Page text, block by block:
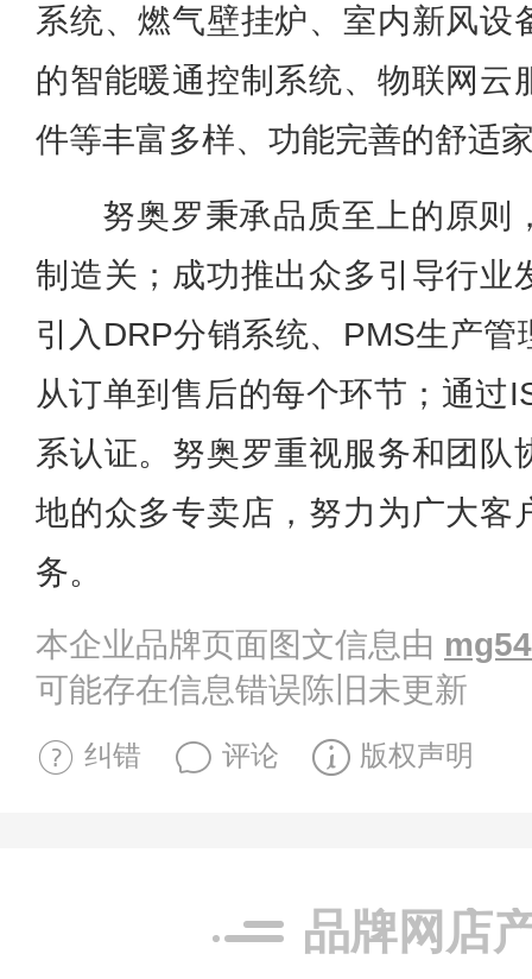
系统、燃气壁挂炉、室内新风设
的智能暖通控制系统、物联网云
件等丰富多样、功能完善的舒适
努奥罗秉承品质至上的原则
制造关；成功推出众多引导行业
引入DRP分销系统、PMS生产
从订单到售后的每个环节；通过
系认证。努奥罗重视服务和团队
地的众多专卖店，努力为广大客
务。
本企业品牌页面图文信息由
可能存在信息错误陈旧未更新
纠错 评论 版权声明
品牌网店